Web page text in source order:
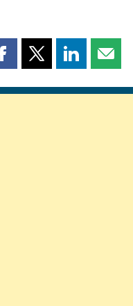
Partager
page
Partager
page
Partager
page page